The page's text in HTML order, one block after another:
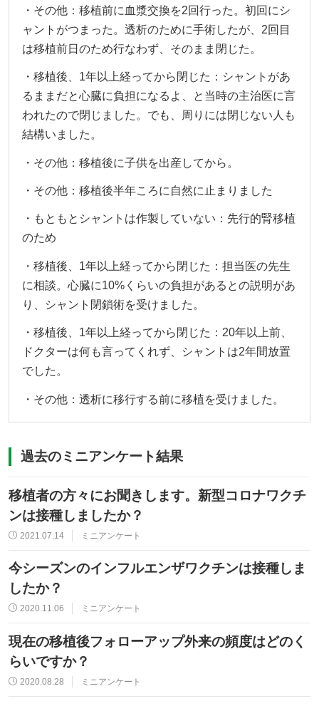
・その他：移植前に血漿交換を2回行った。初回にシ
ャントがつまった。透析のために手術したが、2回目
は移植前日のため行なわず、そのまま閉じた。
・移植後、1年以上経ってから閉じた：シャントがあ
るままだと心臓に負担になるよ、と当時の主治医に言
われたので閉じました。でも、周りには閉じない人も
結構いました。
・その他：移植後に子供を出産してから。
・その他：移植後半年ころに自然に止まりました
・もともとシャントは作製していない：先行的腎移植
のため
・移植後、1年以上経ってから閉じた：担当医の先生
に相談。心臓に10%くらいの負担があるとの説明があ
り、シャント閉鎖術を受けました。
・移植後、1年以上経ってから閉じた：20年以上前、
ドクターは何も言ってくれず、シャントは2年間放置
でした。
・その他：透析に移行する前に移植を受けました。
過去のミニアンケート結果
移植者の方々にお聞きします。新型コロナワクチ
ンは接種しましたか？
2021.07.14 ミニアンケート
今シーズンのインフルエンザワクチンは接種しま
したか？
2020.11.06 ミニアンケート
現在の移植後フォローアップ外来の頻度はどのく
らいですか？
2020.08.28 ミニアンケート